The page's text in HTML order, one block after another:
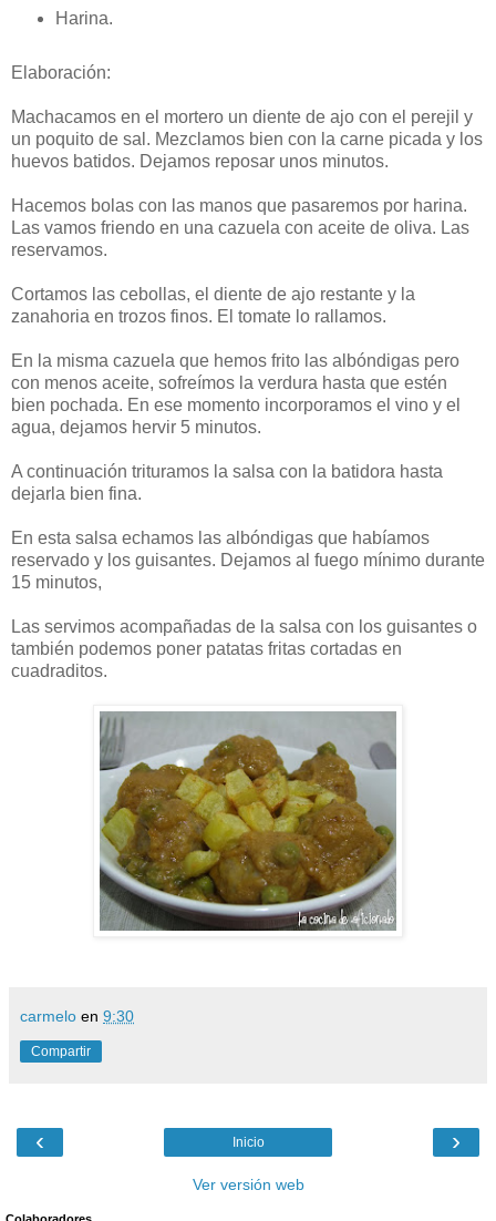
Harina.
Elaboración:
Machacamos en el mortero un diente de ajo con el perejil y
un poquito de sal. Mezclamos bien con la carne picada y los
huevos batidos. Dejamos reposar unos minutos.
Hacemos bolas con las manos que pasaremos por harina.
Las vamos friendo en una cazuela con aceite de oliva. Las
reservamos.
Cortamos las cebollas, el diente de ajo restante y la
zanahoria en trozos finos. El tomate lo rallamos.
En la misma cazuela que hemos frito las albóndigas pero
con menos aceite, sofreímos la verdura hasta que estén
bien pochada. En ese momento incorporamos el vino y el
agua, dejamos hervir 5 minutos.
A continuación trituramos la salsa con la batidora hasta
dejarla bien fina.
En esta salsa echamos las albóndigas que habíamos
reservado y los guisantes. Dejamos al fuego mínimo durante
15 minutos,
Las servimos acompañadas de la salsa con los guisantes o
también podemos poner patatas fritas cortadas en
cuadraditos.
carmelo en 9:30
Compartir
‹ ›
Inicio
Ver versión web
Colaboradores